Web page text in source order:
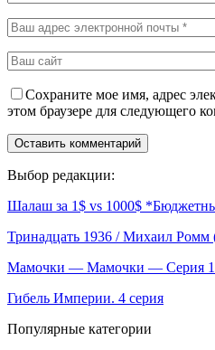
Сохраните мое имя, адрес
этом браузере для следующего
Выбор редакции:
Шалаш за 1$ vs 1000$
Тринадцать 1936 / Михаил
Мамочки — Мамочки — Серия 1
Гибель Империи. 4 серия
Популярные категории